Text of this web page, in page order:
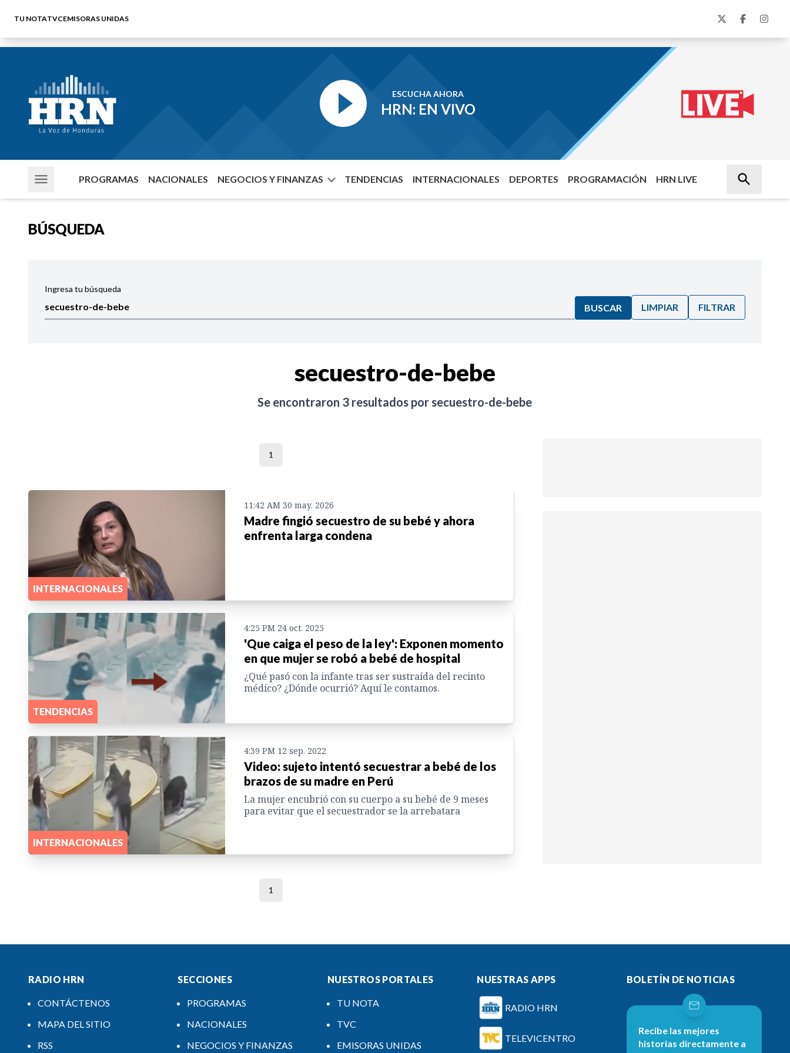
TU NOTATVCEMISORAS UNIDAS
ESCUCHA AHORA
HRN: EN VIVO
PROGRAMAS NACIONALES NEGOCIOS Y FINANZAS TENDENCIAS INTERNACIONALES DEPORTES PROGRAMACIÓN HRN LIVE
BÚSQUEDA
Ingresa tu búsqueda
BUSCAR LIMPIAR FILTRAR
secuestro-de-bebe
Se encontraron 3 resultados por secuestro-de-bebe
1
INTERNACIONALES
11:42 AM 30 may. 2026
Madre fingió secuestro de su bebé y ahora
enfrenta larga condena
TENDENCIAS
4:25 PM 24 oct. 2025
'Que caiga el peso de la ley': Exponen momento
en que mujer se robó a bebé de hospital
¿Qué pasó con la infante tras ser sustraída del recinto
médico? ¿Dónde ocurrió? Aquí le contamos.
INTERNACIONALES
4:39 PM 12 sep. 2022
Video: sujeto intentó secuestrar a bebé de los
brazos de su madre en Perú
La mujer encubrió con su cuerpo a su bebé de 9 meses
para evitar que el secuestrador se la arrebatara
1
RADIO HRN
CONTÁCTENOS
MAPA DEL SITIO
RSS
SECCIONES
PROGRAMAS
NACIONALES
NEGOCIOS Y FINANZAS
NUESTROS PORTALES
TU NOTA
TVC
EMISORAS UNIDAS
NUESTRAS APPS
RADIO HRN
TELEVICENTRO
BOLETÍN DE NOTICIAS
Recibe las mejores
historias directamente a